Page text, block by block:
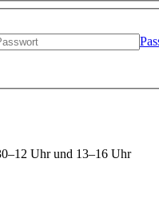
Uhr und 13–16 Uhr